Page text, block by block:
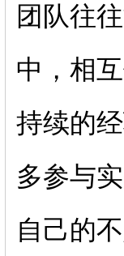
团队往
中，相
持续的
多参与
自己的